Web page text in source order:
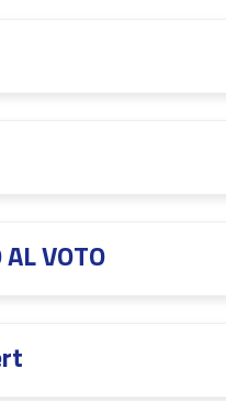
VOTO